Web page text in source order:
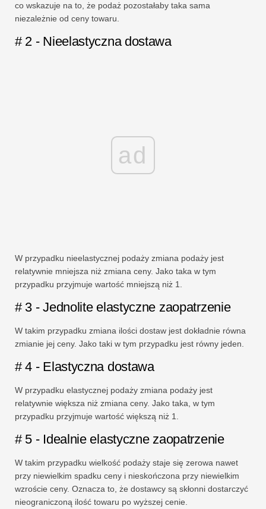
co wskazuje na to, że podaż pozostałaby taka sama
niezależnie od ceny towaru.
# 2 - Nieelastyczna dostawa
ad
W przypadku nieelastycznej podaży zmiana podaży jest
relatywnie mniejsza niż zmiana ceny. Jako taka w tym
przypadku przyjmuje wartość mniejszą niż 1.
# 3 - Jednolite elastyczne zaopatrzenie
W takim przypadku zmiana ilości dostaw jest dokładnie równa
zmianie jej ceny. Jako taki w tym przypadku jest równy jeden.
# 4 - Elastyczna dostawa
W przypadku elastycznej podaży zmiana podaży jest
relatywnie większa niż zmiana ceny. Jako taka, w tym
przypadku przyjmuje wartość większą niż 1.
# 5 - Idealnie elastyczne zaopatrzenie
W takim przypadku wielkość podaży staje się zerowa nawet
przy niewielkim spadku ceny i nieskończona przy niewielkim
wzroście ceny. Oznacza to, że dostawcy są skłonni dostarczyć
nieograniczoną ilość towaru po wyższej cenie.